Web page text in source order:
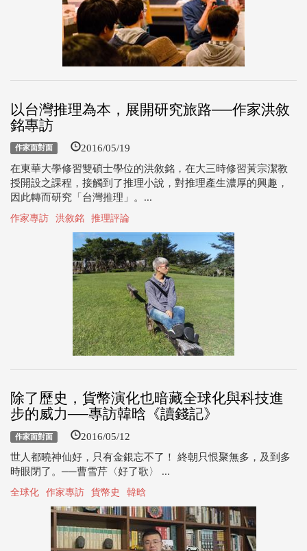
以台灣推理為本，展開研究旅路──作家洪敘
銘專訪
作家面對面 2016/05/19
在東華大學修習雙碩士學位的洪敘銘，在大三時修習黃宗潔教
授開設之課程，接觸到了推理小說，對推理產生濃厚的興趣，
因此轉而研究「台灣推理」。...
作家專訪 洪敘銘 推理評論
除了歷史，貨幣演化也暗藏全球化與科技進
步的威力──專訪韓晗《讀錢記》
作家面對面 2016/05/12
世人都曉神仙好，只有金銀忘不了！ 終朝只恨聚無多，及到多
時眼閉了。──曹雪芹〈好了歌〉 ...
全球化 作家專訪 貨幣史 韓晗